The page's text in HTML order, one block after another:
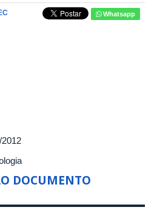
Whatsapp
2012
DOCUMENTO